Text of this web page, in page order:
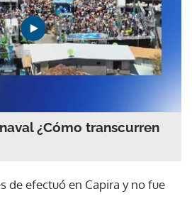
¿Cómo transcurren
de efectuó en Capira y no fue